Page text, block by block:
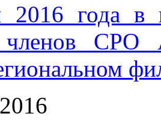
2016 года
членов